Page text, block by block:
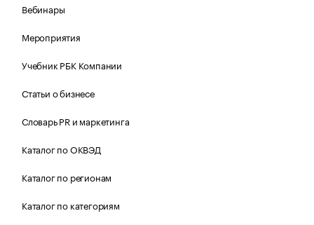
Вебинары
Мероприятия
Учебник РБК Компании
Статьи о бизнесе
Словарь PR и маркетинга
Каталог по ОКВЭД
Каталог по регионам
Каталог по категориям